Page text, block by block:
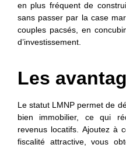
en plus fréquent de
sans passer par la case
couples pacsés, en
d’investissement.
Les
Le statut LMNP permet de
bien immobilier, ce qui
revenus locatifs. Ajoutez à
fiscalité attractive, vous